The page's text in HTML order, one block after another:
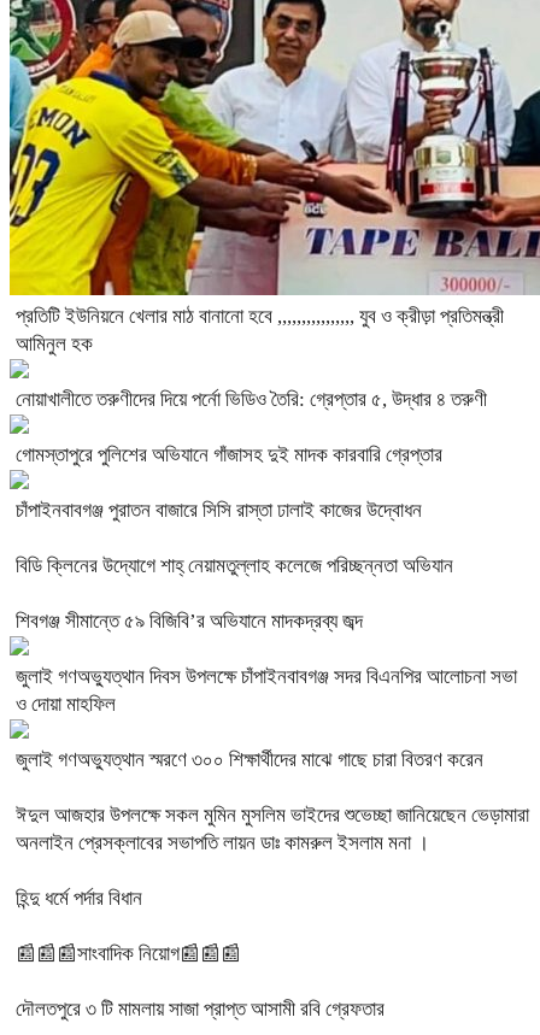
প্রতিটি ইউনিয়নে খেলার মাঠ বানানো হবে ,,,,,,,,,,,,,,,, যুব ও ক্রীড়া প্রতিমন্ত্রী
আমিনুল হক
নোয়াখালীতে তরুণীদের দিয়ে পর্নো ভিডিও তৈরি: গ্রেপ্তার ৫, উদ্ধার ৪ তরুণী
গোমস্তাপুরে পুলিশের অভিযানে গাঁজাসহ দুই মাদক কারবারি গ্রেপ্তার
চাঁপাইনবাবগঞ্জ পুরাতন বাজারে সিসি রাস্তা ঢালাই কাজের উদ্বোধন
বিডি ক্লিনের উদ্যোগে শাহ্ নেয়ামতুল্লাহ কলেজে পরিচ্ছন্নতা অভিযান
শিবগঞ্জ সীমান্তে ৫৯ বিজিবি’র অভিযানে মাদকদ্রব্য জব্দ
জুলাই গণঅভ্যুত্থান দিবস উপলক্ষে চাঁপাইনবাবগঞ্জ সদর বিএনপির আলোচনা সভা
ও দোয়া মাহফিল
জুলাই গণঅভ্যুত্থান স্মরণে ৩০০ শিক্ষার্থীদের মাঝে গাছে চারা বিতরণ করেন
ঈদুল আজহার উপলক্ষে সকল মুমিন মুসলিম ভাইদের শুভেচ্ছা জানিয়েছেন ভেড়ামারা
অনলাইন প্রেসক্লাবের সভাপতি লায়ন ডাঃ কামরুল ইসলাম মনা ।
হিন্দু ধর্মে পর্দার বিধান
📰📰📰সাংবাদিক নিয়োগ📰📰📰
দৌলতপুরে ৩ টি মামলায় সাজা প্রাপ্ত আসামী রবি গ্রেফতার